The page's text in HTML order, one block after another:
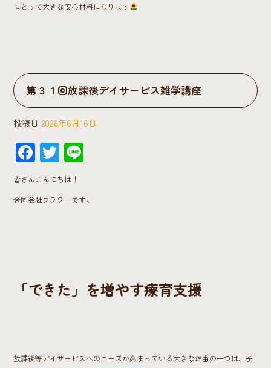
にとって大きな安心材料になります
第３１回放課後デイサービス雑学講座
投稿日 2026年6月16日
F
ac
e
b
T
wi
tt
er
皆さんこんにちは！
合同会社フラワーです。
「できた」を増やす療育支援
放課後等デイサービスへのニーズが高まっている大きな理由の一つは、子